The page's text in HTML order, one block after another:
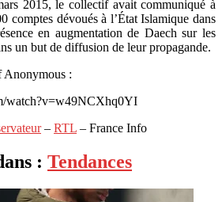
2015, le collectif avait communiqué à
comptes dévoués à l’État Islamique dans
en augmentation de Daech sur les
un but de diffusion de leur propagande.
Anonymous :
watch?v=w49NCXhq0YI
– RTL – France Info
: Tendances